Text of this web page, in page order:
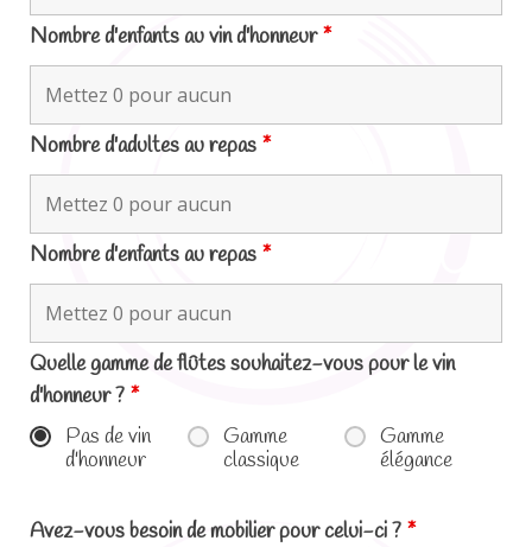
Nombre d'enfants au vin d'honneur*
Nombre d'adultes au repas *
Nombre d'enfants au repas *
Quelle gamme de flûtes souhaitez-vous pour le vin
d'honneur ? *
Pas de vin
d'honneur
Gamme
classique
Gamme
élégance
Avez-vous besoin de mobilier pour celui-ci ? *